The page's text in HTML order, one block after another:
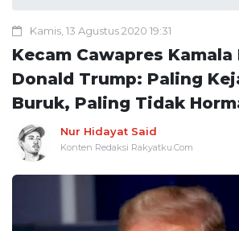
Kamis, 13 Agustus 2020 19:31
Kecam Cawapres Kamala
Donald Trump: Paling
Buruk, Paling Tidak
Nur Hidayat Said
Konten Redaksi Rakyatku.Com